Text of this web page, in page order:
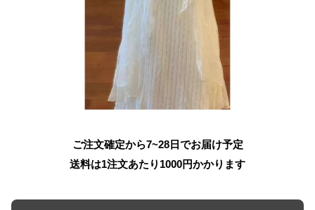
ご注文確定から7~28日でお届け予定
送料は1注文あたり 1000円かかります